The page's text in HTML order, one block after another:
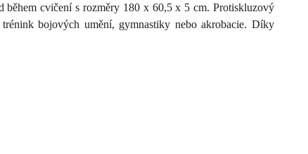
cvičení s rozměry 180 x 60,5 x 5 cm. Protiskluzový
bojových umění, gymnastiky nebo akrobacie. Díky